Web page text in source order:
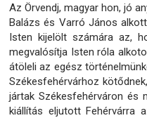
Az Örvendj, magyar hon, jó
Balázs és Varró János
Isten kijelölt számára az,
megvalósítja Isten róla
átöleli az egész
Székesfehérvárhoz
jártak Székesfehérváron és
kiállítás eljutott Fehérvárra